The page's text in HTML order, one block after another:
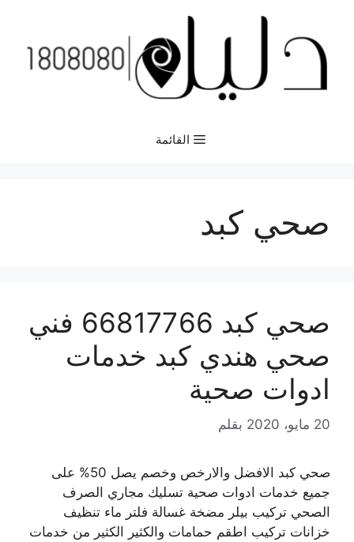
المحتوى
القائمة
صحي كبد
صحي كبد 66817766 فني
صحي هندي كبد خدمات
ادوات صحية
20 مايو، 2020 بقلم
صحي كبد الافضل والارخص وخصم يصل 50% على
جميع خدمات ادوات صحية تسليك مجاري الصرف
الصحي تركيب بيلر مضخة غسالة فلتر ماء تنظيف
خزانات تركيب اطقم حمامات والكثير الكثير من خدمات